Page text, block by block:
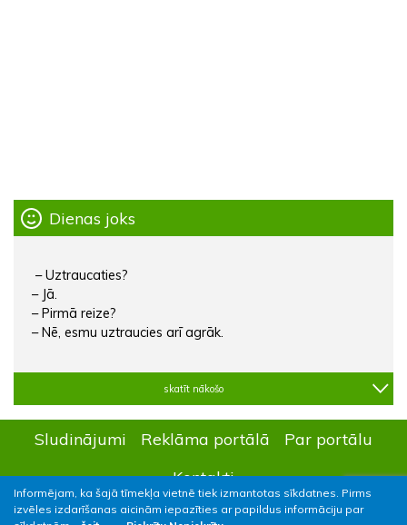
Informējam, ka šajā tīmekļa vietnē tiek izmantotas sīkdatnes. Pirms
izvēles izdarīšanas aicinām iepazīties ar papildus informāciju par
Dienas joks
– Uztraucaties?
– Jā.
– Pirmā reize?
– Nē, esmu uztraucies arī agrāk.
skatīt nākošo
Sludinājumi Reklāma portālā
Par portālu
Kontakti